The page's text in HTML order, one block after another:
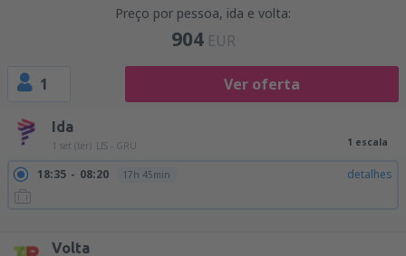
Preço por pessoa, ida e volta:
904 EUR
1 Ver oferta
Ida
1 set (ter) LIS - GRU 1 escala
18:35 08:20 17h 45min detalhes
Volta